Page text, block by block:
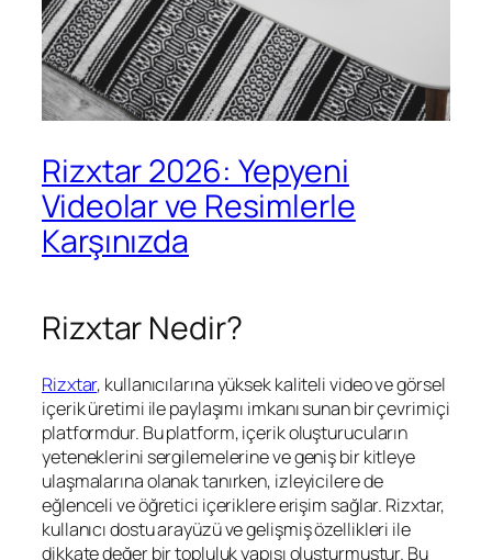
Rizxtar 2026: Yepyeni
Videolar ve Resimlerle
Karşınızda
Rizxtar Nedir?
Rizxtar, kullanıcılarına yüksek kaliteli video ve görsel
içerik üretimi ile paylaşımı imkanı sunan bir çevrimiçi
platformdur. Bu platform, içerik oluşturucuların
yeteneklerini sergilemelerine ve geniş bir kitleye
ulaşmalarına olanak tanırken, izleyicilere de
eğlenceli ve öğretici içeriklere erişim sağlar. Rizxtar,
kullanıcı dostu arayüzü ve gelişmiş özellikleri ile
dikkate değer bir topluluk yapısı oluşturmuştur. Bu